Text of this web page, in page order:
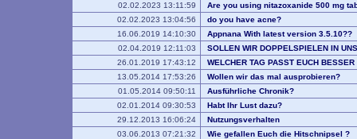
02.02.2023 13:11:59
Are you using nitazoxanide 500 mg
02.02.2023 13:04:56
do you have acne?
16.06.2019 14:10:30
Appnana With latest version 3.5.10??
02.04.2019 12:11:03
SOLLEN WIR DOPPELSPIELEN IN
26.01.2019 17:43:12
WELCHER TAG PASST EUCH BESSER
13.05.2014 17:53:26
Wollen wir das mal ausprobieren?
01.05.2014 09:50:11
Ausführliche Chronik?
02.01.2014 09:30:53
Habt Ihr Lust dazu?
29.12.2013 16:06:24
Nutzungsverhalten
03.06.2013 07:21:32
Wie gefallen Euch die Hitschnipsel ?